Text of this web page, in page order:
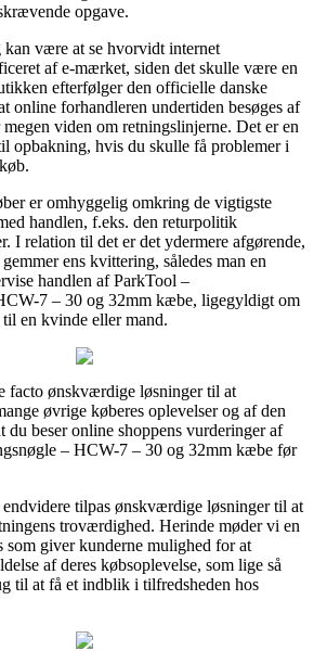
opgave.
være at se hvorvidt internet
af e-mærket, siden det skulle være en
efterfølger den officielle danske
online forhandleren undertiden besøges af
viden om retningslinjerne. Det er en
opbakning, hvis du skulle få problemer i
er omhyggelig omkring de vigtigste
handlen, f.eks. den returpolitik
I relation til det er det ydermere afgørende,
ens kvittering, således man en
handlen af ParkTool –
7 – 30 og 32mm kæbe, ligegyldigt om
en kvinde eller mand.
facto ønskværdige løsninger til at
øvrige køberes oplevelser og af den
du beser online shoppens vurderinger af
– HCW-7 – 30 og 32mm kæbe før
endvidere tilpas ønskværdige løsninger til at
troværdighed. Herinde møder vi en
som giver kunderne mulighed for at
af deres købsoplevelse, som lige så
til at få et indblik i tilfredsheden hos